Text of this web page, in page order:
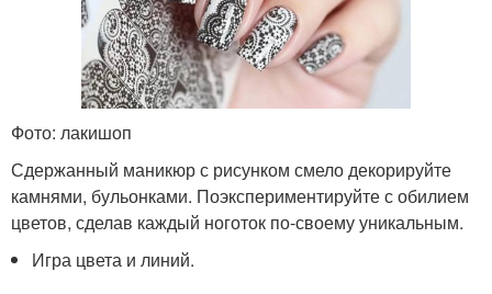
Фото: лакишоп
Сдержанный маникюр с рисунком смело декорируйте
камнями, бульонками. Поэкспериментируйте с обилием
цветов, сделав каждый ноготок по-своему уникальным.
Игра цвета и линий.